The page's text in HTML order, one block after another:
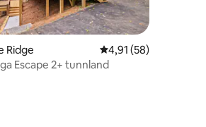
betyg, 20 omdömen
Ridge 4,91 av 5 i
4,91 (58)
Escape 2+ tunnland